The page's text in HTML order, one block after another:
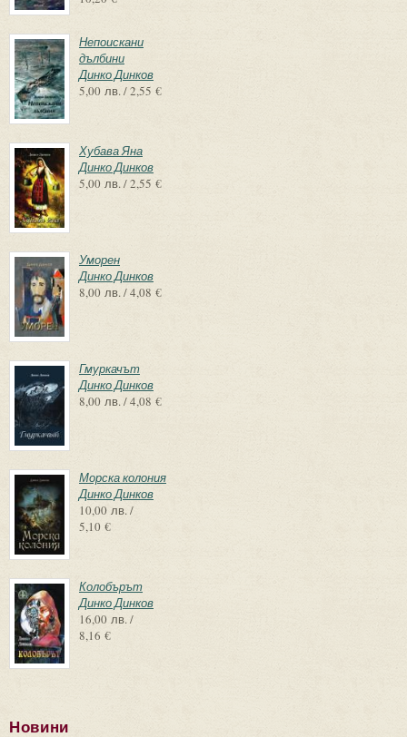
Непоискани
дълбини
Динко Динков
5,00 лв. / 2,55 €
Хубава Яна
Динко Динков
5,00 лв. / 2,55 €
Уморен
Динко Динков
8,00 лв. / 4,08 €
Гмуркачът
Динко Динков
8,00 лв. / 4,08 €
Морска колония
Динко Динков
10,00 лв. /
5,10 €
Колобърът
Динко Динков
16,00 лв. /
8,16 €
Новини